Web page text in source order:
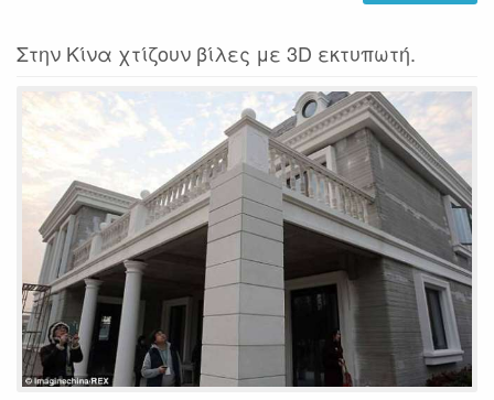
Στην Κίνα χτίζουν βίλες με 3D εκτυπωτή.